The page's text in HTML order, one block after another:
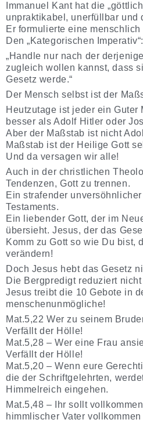
Immanuel Kant hat die
unpraktikabel, unerfüllbar und
Er formulierte eine
Den „Kategorischen Imperativ“:
„Handle nur nach der
zugleich wollen kannst, dass
Gesetz werde.“
Der Mensch selbst ist der
Heutzutage ist jeder ein Guter
besser als Adolf Hitler oder
Aber der Maßstab ist nicht
Maßstab ist der Heilige Gott
Und da versagen wir alle!
Auch in der christlichen
Tendenzen, Gott zu trennen.
Ein strafender
Testaments.
Ein liebender Gott, der im
übersieht. Jesus, der das
Komm zu Gott so wie Du bist,
verändern!
Doch Jesus hebt das Gesetz
Die Bergpredigt reduziert
Jesus treibt die 10 Gebote in
menschenunmögliche!
Mat.5,22 Wer zu seinem
Verfällt der Hölle!
Mat.5,28 – Wer eine Frau
Verfällt der Hölle!
Mat.5,20 – Wenn eure
die der Schriftgelehrten,
Himmelreich eingehen.
Mat.5,48 – Ihr sollt
himmlischer Vater vollkommen